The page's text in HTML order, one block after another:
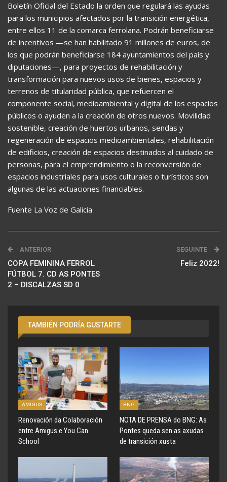
Boletín Oficial del Estado la orden que regulará las ayudas
para los municipios afectados por la transición energética,
entre ellos 11 de la comarca ferrolana. Podrán beneficiarse
de incentivos —se han habilitado 91 millones de euros, de
los que podrán beneficiarse 184 ayuntamientos del país y
diputaciones—, para proyectos de rehabilitación y
transformación para nuevos usos de bienes, espacios y
terrenos de titularidad pública, que refuercen el
componente social, medioambiental y digital de los espacios
públicos o ayuden a la creación de otros nuevos. Movilidad
sostenible, creación de huertos urbanos, sendas y
regeneración de espacios medioambientales, rehabilitación
de edificios, creación de espacios destinados al cuidado de
personas, para el emprendimiento o la reconversión de
espacios industriales para usos culturales o turísticos son
algunas de las actuaciones financiables.
Fuente La Voz de Galicia
ANTERIOR
COPA FEMININA FERROL
FÚTBOL 7. CD AS PONTES
2 – DISCALZAS SD 0
SEGUINTE
Feliz 2022!
TAMBIÉN PODRÍA GUSTARTE
AMIGUS
Renovación da Colaboración
entre Amigus e You Can
School
BNG
NOTA DE PRENSA do BNG: As
Pontes queda sen as axudas
de transición xusta